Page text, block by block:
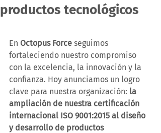
productos tecnológicos
En Octopus Force seguimos
fortaleciendo nuestro compromiso
con la excelencia, la innovación y la
confianza. Hoy anunciamos un logro
clave para nuestra organización: la
ampliación de nuestra certificación
internacional ISO 9001:2015 al diseño
y desarrollo de productos